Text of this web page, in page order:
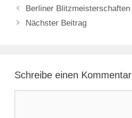
Berliner Blitzmeisterschaften
Nächster Beitrag
Schreibe einen Kommentar